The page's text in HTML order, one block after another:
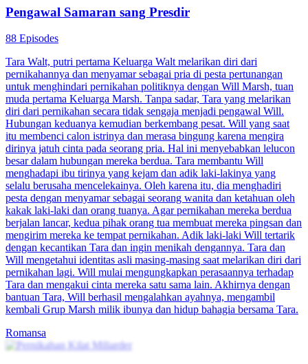
Pengawal Samaran sang Presdir
88 Episodes
Tara Walt, putri pertama Keluarga Walt melarikan diri dari
pernikahannya dan menyamar sebagai pria di pesta pertunangan
untuk menghindari pernikahan politiknya dengan Will Marsh, tuan
muda pertama Keluarga Marsh. Tanpa sadar, Tara yang melarikan
diri dari pernikahan secara tidak sengaja menjadi pengawal Will.
Hubungan keduanya kemudian berkembang pesat. Will yang saat
itu membenci calon istrinya dan merasa bingung karena mengira
dirinya jatuh cinta pada seorang pria. Hal ini menyebabkan lelucon
besar dalam hubungan mereka berdua. Tara membantu Will
menghadapi ibu tirinya yang kejam dan adik laki-lakinya yang
selalu berusaha mencelekainya. Oleh karena itu, dia menghadiri
pesta dengan menyamar sebagai seorang wanita dan ketahuan oleh
kakak laki-laki dan orang tuanya. Agar pernikahan mereka berdua
berjalan lancar, kedua pihak orang tua membuat mereka pingsan dan
mengirim mereka ke tempat pernikahan. Adik laki-laki Will tertarik
dengan kecantikan Tara dan ingin menikah dengannya. Tara dan
Will mengetahui identitas asli masing-masing saat melarikan diri dari
pernikahan lagi. Will mulai mengungkapkan perasaannya terhadap
Tara dan mengakui cinta mereka satu sama lain. Akhirnya dengan
bantuan Tara, Will berhasil mengalahkan ayahnya, mengambil
kembali Grup Marsh milik ibunya dan hidup bahagia bersama Tara.
Romansa